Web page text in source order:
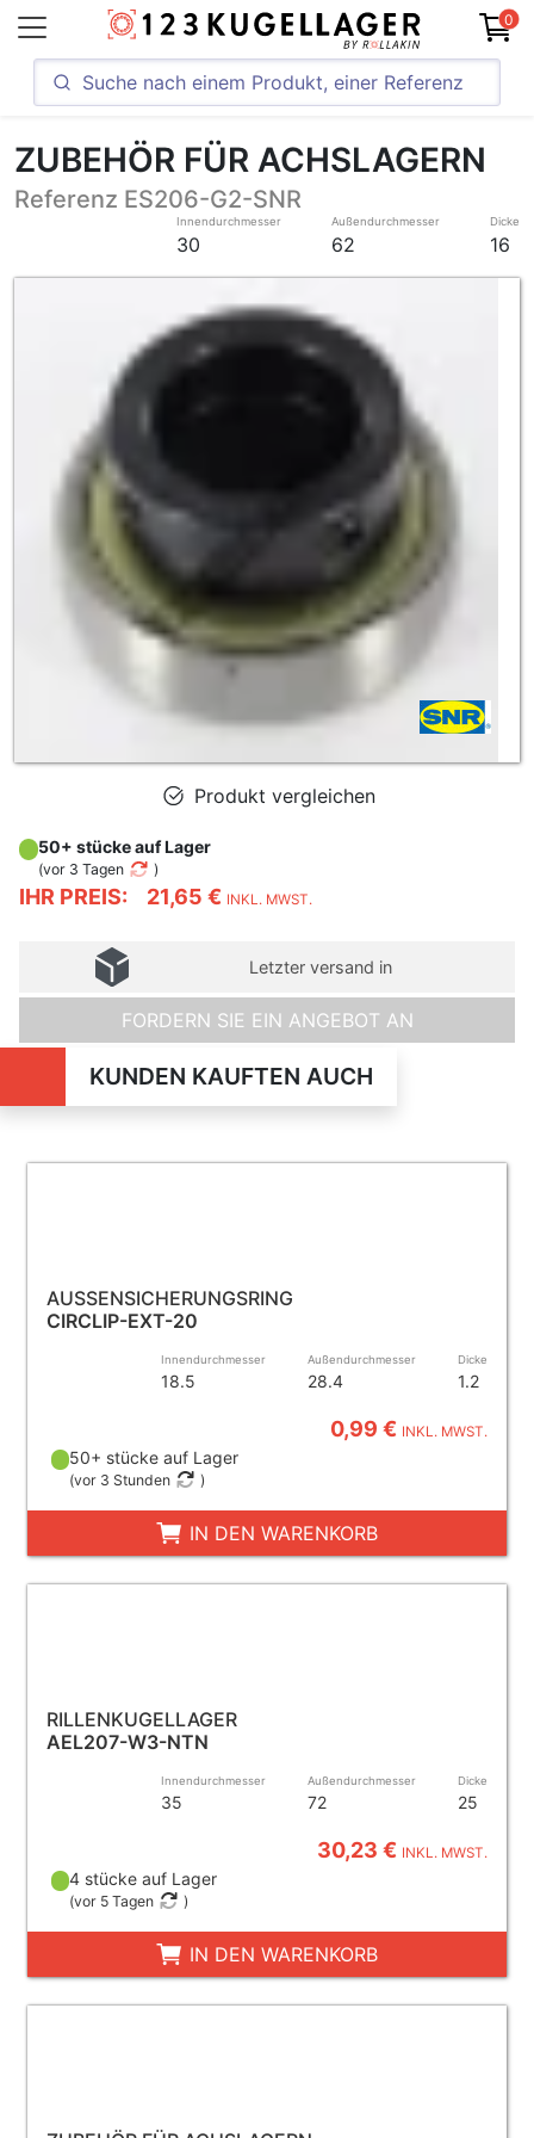
0
ZUBEHÖR FÜR ACHSLAGERN
Referenz ES206-G2-SNR
Innendurchmesser
30
Außendurchmesser
62
Dicke
16
Produkt vergleichen
IHR PREIS: 21,65 € INKL. MWST.
50+ stücke auf Lager
(vor 3 Tagen )
Letzter versand in
FORDERN SIE EIN ANGEBOT AN
KUNDEN KAUFTEN AUCH
AUSSENSICHERUNGSRING
CIRCLIP-EXT-20
Innendurchmesser
18.5
Außendurchmesser
28.4
Dicke
1.2
0,99 € INKL. MWST.
50+ stücke auf Lager
(vor 3 Stunden )
IN DEN WARENKORB
RILLENKUGELLAGER
AEL207-W3-NTN
Innendurchmesser
35
Außendurchmesser
72
Dicke
25
30,23 € INKL. MWST.
4 stücke auf Lager
(vor 5 Tagen )
IN DEN WARENKORB